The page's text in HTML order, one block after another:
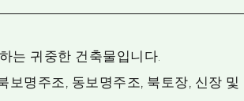
는 귀중한 건축물입니다.
보명주조, 동보명주조, 북토장, 신장 및